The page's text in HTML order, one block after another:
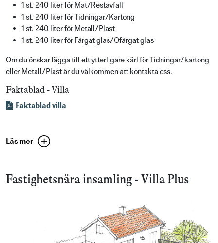
1 st. 240 liter för Mat/Restavfall
1 st. 240 liter för Tidningar/Kartong
1 st. 240 liter för Metall/Plast
1 st. 240 liter för Färgat glas/Ofärgat glas
Om du önskar lägga till ett ytterligare kärl för Tidningar/kartong
eller Metall/Plast är du välkommen att kontakta oss.
Faktablad - Villa
Faktablad villa
Läs mer
Fastighetsnära insamling - Villa Plus